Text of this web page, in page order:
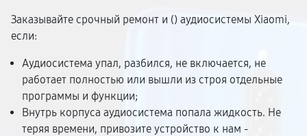
Заказывайте срочный ремонт и () аудиосистемы Xiaomi,
если:
Аудиосистема упал, разбился, не включается, не
работает полностью или вышли из строя отдельные
программы и функции;
Внутрь корпуса аудиосистема попала жидкость. Не
теряя времени, привозите устройство к нам -